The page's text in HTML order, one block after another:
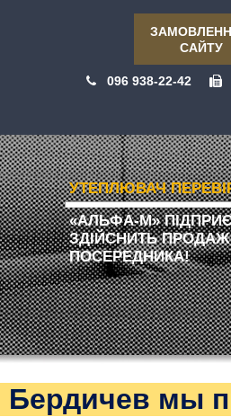
САЙТУ
096 938-22-42
УТЕПЛЮВАЧ
«АЛЬФА-М»
ЗДІЙСНИТЬ
ПОСЕРЕДНИКА!
Бердичев мы